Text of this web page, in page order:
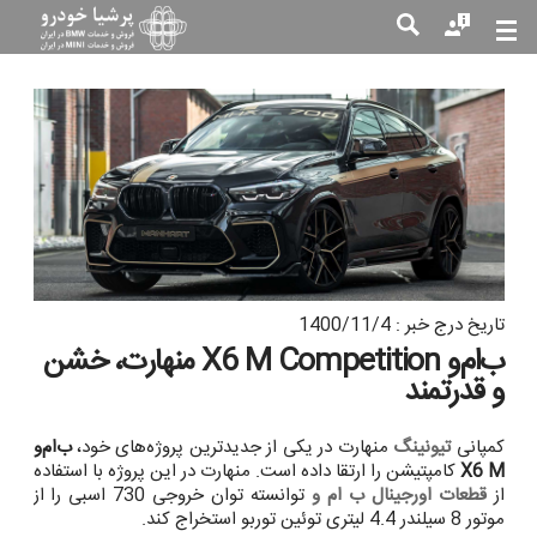
جست
جو
تاریخ درج خبر : 1400/11/4
ب‌ام‌و X6 M Competition منهارت، خشن
و قدرتمند
کمپانیتیونینگ منهارت در یکی از جدیدترین پروژه‌های خود،ب‌ام‌و
X6 Mکامپتیشن را ارتقا داده است. منهارت در این پروژه با استفاده
ازقطعات اورجینال ب ام و
توانسته توان خروجی 730 اسبی را از
موتور 8 سیلندر 4.4 لیتری توئین توربو استخراج کند.